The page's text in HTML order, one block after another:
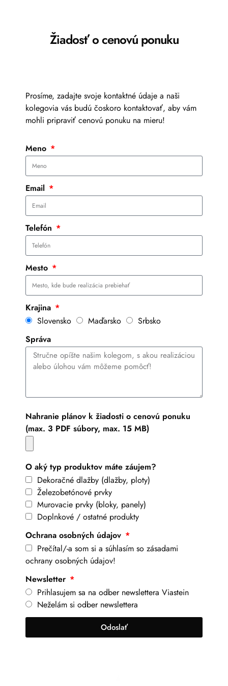
Žiadosť o cenovú ponuku
Prosíme, zadajte svoje kontaktné údaje a naši
kolegovia vás budú čoskoro kontaktovať, aby vám
mohli pripraviť cenovú ponuku na mieru!
Meno
Email
Telefón
Mesto
Krajina
Slovensko
Maďarsko
Srbsko
Správa
Nahranie plánov k žiadosti o cenovú ponuku
(max. 3 PDF súbory, max. 15 MB)
O aký typ produktov máte záujem?
Dekoračné dlažby (dlažby, ploty)
Železobetónové prvky
Murovacie prvky (bloky, panely)
Doplnkové / ostatné produkty
Ochrana osobných údajov
Prečítal/-a som si a súhlasím so zásadami
ochrany osobných údajov!
Newsletter
Prihlasujem sa na odber newslettera Viastein
Neželám si odber newslettera
Odoslať